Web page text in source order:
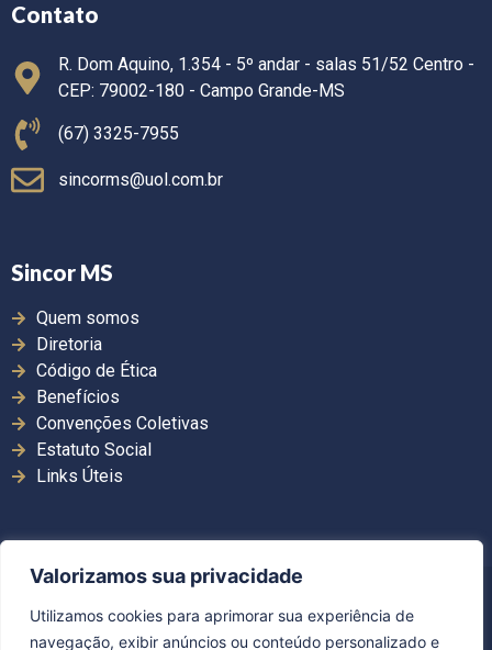
Valorizamos sua privacidade
Utilizamos cookies para aprimorar sua experiência de
navegação, exibir anúncios ou conteúdo personalizado e
Contato
R. Dom Aquino, 1.354 - 5º andar - salas 51/52 Centro -
CEP: 79002-180 - Campo Grande-MS
(67) 3325-7955
sincorms@uol.com.br
Sincor MS
Quem somos
Diretoria
Código de Ética
Benefícios
Convenções Coletivas
Estatuto Social
Links Úteis
Copyright ©2026. Sincor MS | Todos os direitos
reservados.